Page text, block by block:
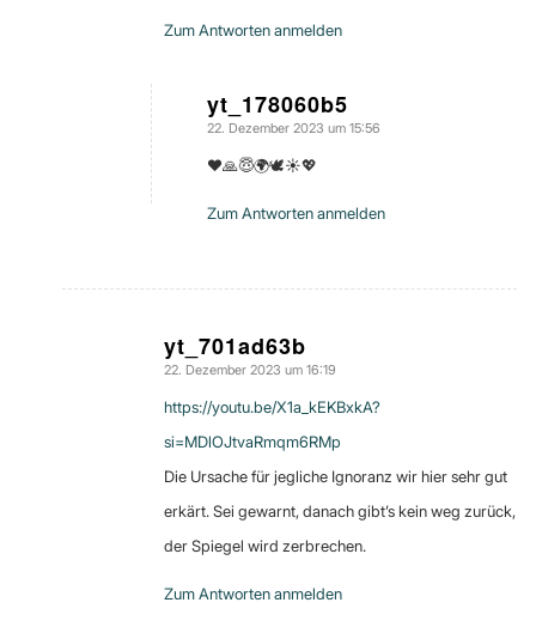
Zum Antworten anmelden
yt_178060b5
sagte:
22. Dezember 2023 um 15:56
❤🙏😇🌍🕊☀️💖
Zum Antworten anmelden
yt_701ad63b
sagte:
22. Dezember 2023 um 16:19
https://youtu.be/X1a_kEKBxkA?
si=MDlOJtvaRmqm6RMp
Die Ursache für jegliche Ignoranz wir hier sehr gut
erkärt. Sei gewarnt, danach gibt’s kein weg zurück,
der Spiegel wird zerbrechen.
Zum Antworten anmelden